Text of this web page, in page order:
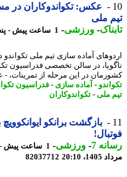
عکس: تکواندوکاران در مسیر
ملی
-ورزشی-1 ساعت پیش - پنجشنبه 15 مرداد 1405، 20:35
در سالن تخصصی فدراسیون
در این مرحله از تمرینات، - عکس:
-آماده سازی- فدراسیون تکواندو
ملی -تکواندوکاران
بازگشت برانکو ایوانکوویچ به
7
-ورزشی-
20:10
82037712